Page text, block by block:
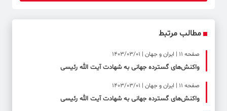
مطالب مرتبط
صفحه ۱۱ | ایران و جهان | 1403/03/01
واکنش‌های گسترده جهانی به شهادت آیت الله رئیسی
صفحه ۱۱ | ایران و جهان | 1403/03/01
واکنش‌های گسترده جهانی به شهادت آیت الله رئیسی